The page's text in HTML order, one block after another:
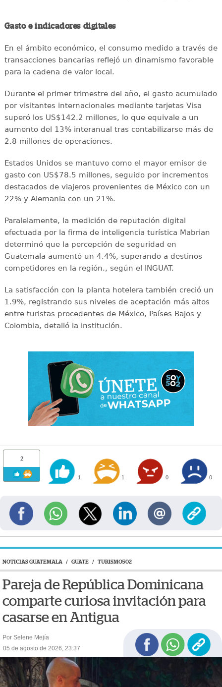
Gasto e indicadores digitales
En el ámbito económico, el consumo medido a través de
transacciones bancarias reflejó un dinamismo favorable
para la cadena de valor local.
Durante el primer trimestre del año, el gasto acumulado
por visitantes internacionales mediante tarjetas Visa
superó los US$142.2 millones, lo que equivale a un
aumento del 13% interanual tras contabilizarse más de
2.8 millones de operaciones.
Estados Unidos se mantuvo como el mayor emisor de
gasto con US$78.5 millones, seguido por incrementos
destacados de viajeros provenientes de México con un
22% y Alemania con un 21%.
Paralelamente, la medición de reputación digital
efectuada por la firma de inteligencia turística Mabrian
determinó que la percepción de seguridad en
Guatemala aumentó un 4.4%, superando a destinos
competidores en la región., según el INGUAT.
La satisfacción con la planta hotelera también creció un
1.9%, registrando sus niveles de aceptación más altos
entre turistas procedentes de México, Países Bajos y
Colombia, detalló la institución.
2
1 1 0 0
NOTICIAS GUATEMALA / GUATE / TURISMO502
Pareja de República Dominicana
comparte curiosa invitación para
casarse en Antigua
Por Selene Mejía
05 de agosto de 2026, 23:37